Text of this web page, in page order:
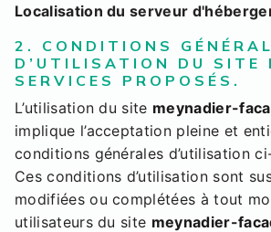
Localisation du serveur
2. CONDITIONS
D’UTILISATION DU SITE
SERVICES PROPOSÉS.
L’utilisation du site meynadier-
implique l’acceptation pleine et
conditions générales d’utilisation
Ces conditions d’utilisation sont
modifiées ou complétées à tout
utilisateurs du site meynadier-